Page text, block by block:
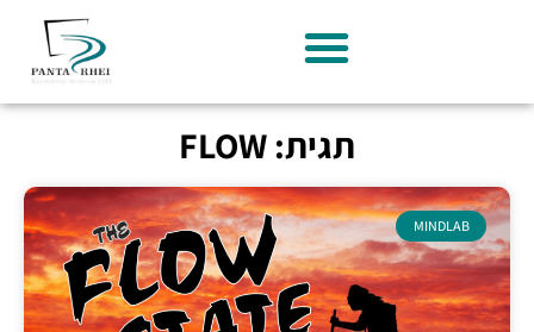
תגית: FLOW
MINDLAB